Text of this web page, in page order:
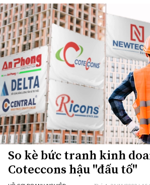
So kè bức tranh kinh
Coteccons hậu "đấu tố"